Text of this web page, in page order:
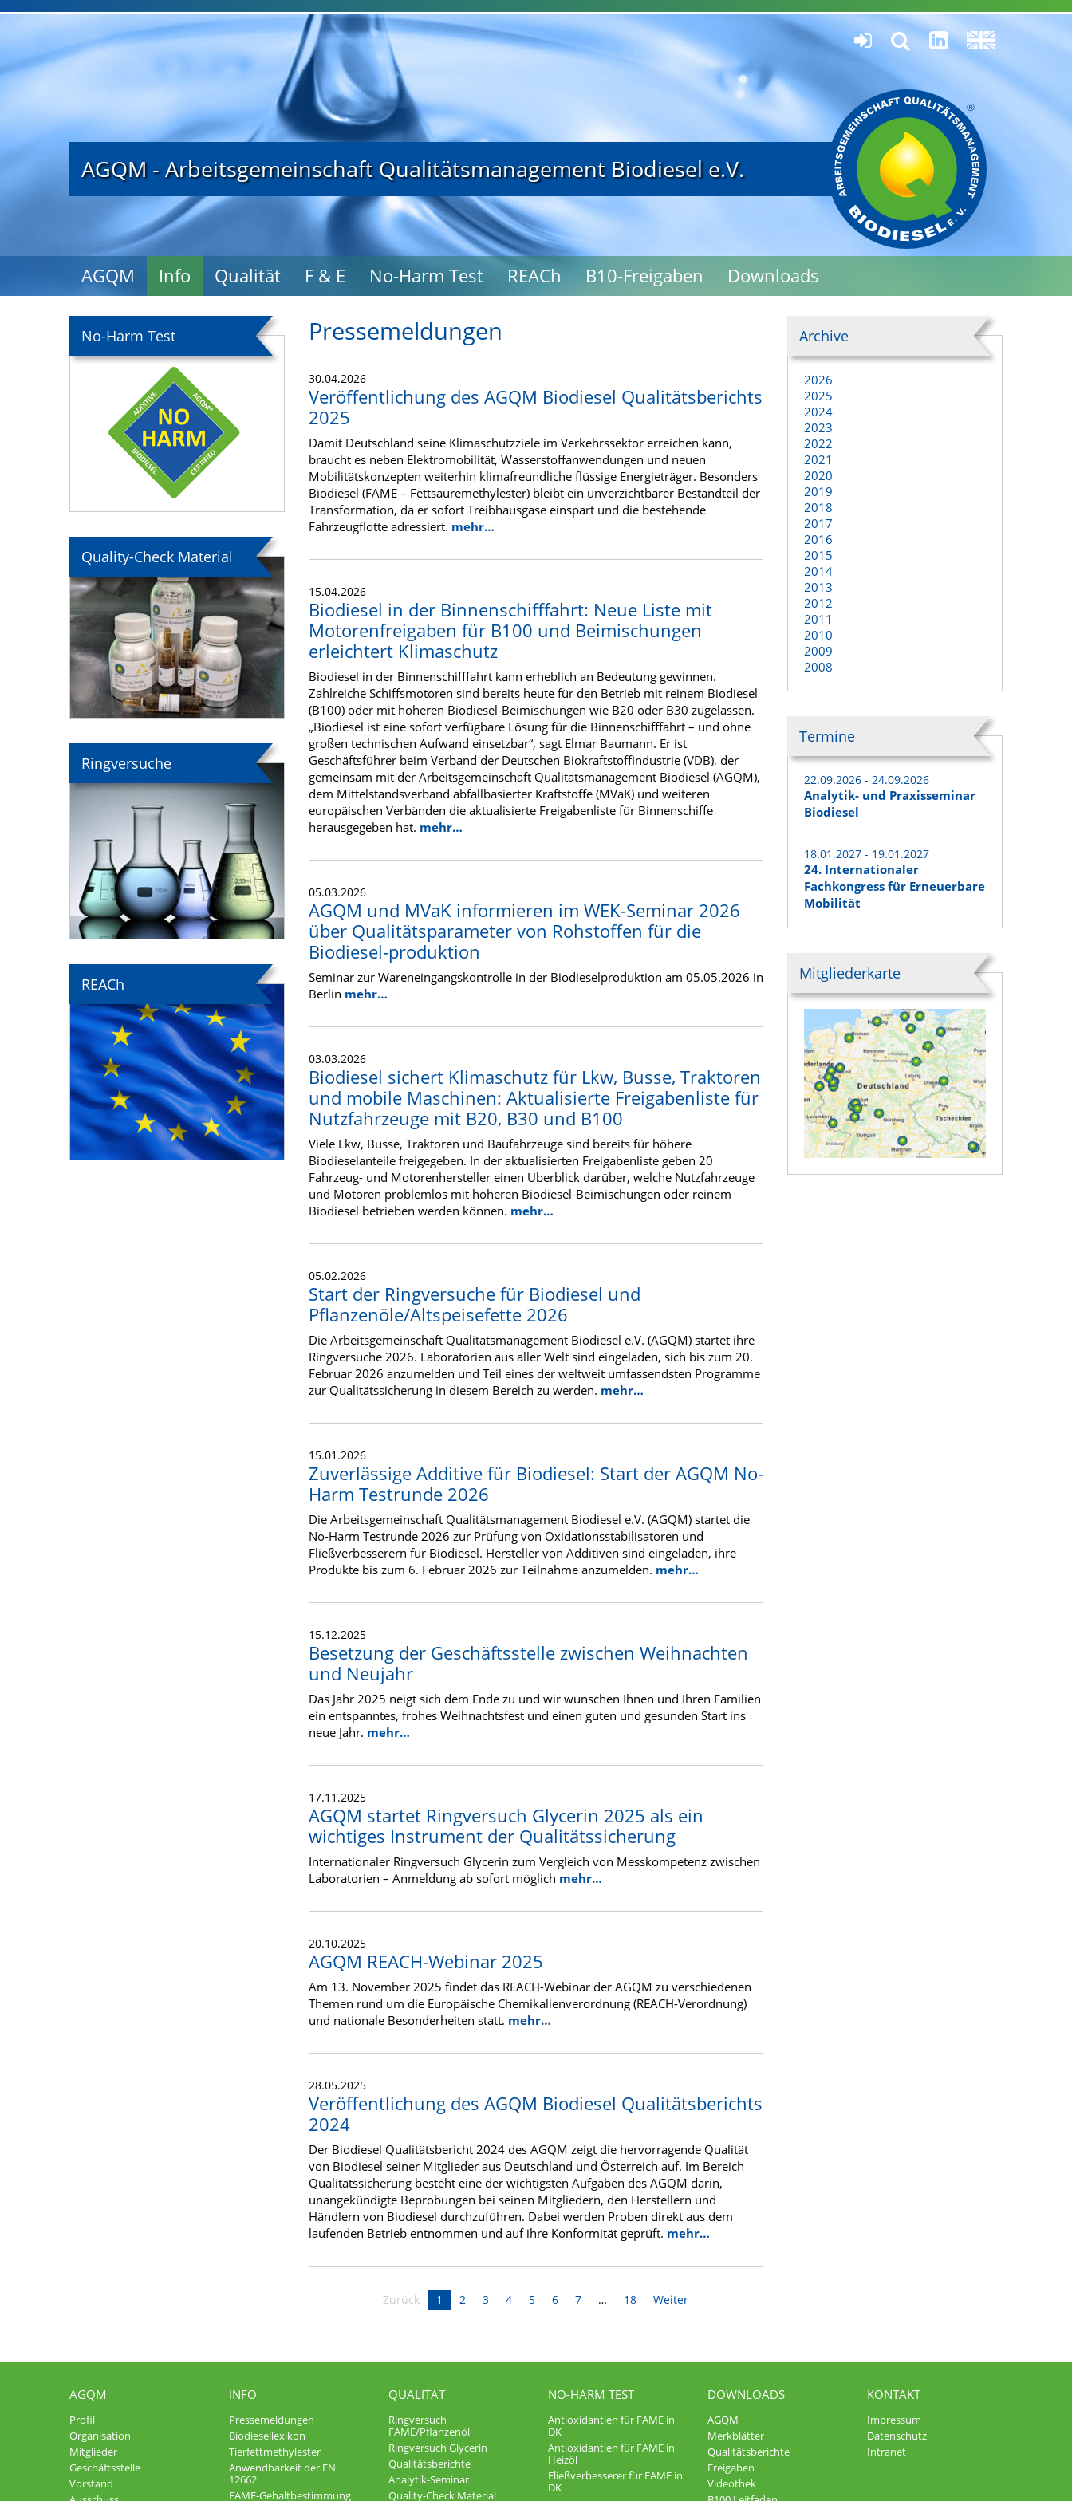
AGQM Info Qualität F & E No-Harm Test REACh B10-Freigaben Downloads
AGQM - Arbeitsgemeinschaft Qualitätsmanagement Biodiesel e.V.
No-Harm Test
Quality-Check Material
Ringversuche
REACh
Pressemeldungen
30.04.2026
Veröffentlichung des AGQM Biodiesel Qualitätsberichts
2025
Damit Deutschland seine Klimaschutzziele im Verkehrssektor erreichen kann,
braucht es neben Elektromobilität, Wasserstoffanwendungen und neuen
Mobilitätskonzepten weiterhin klimafreundliche flüssige Energieträger. Besonders
Biodiesel (FAME – Fettsäuremethylester) bleibt ein unverzichtbarer Bestandteil der
Transformation, da er sofort Treibhausgase einspart und die bestehende
Fahrzeugflotte adressiert. mehr…
15.04.2026
Biodiesel in der Binnenschifffahrt: Neue Liste mit
Motorenfreigaben für B100 und Beimischungen
erleichtert Klimaschutz
Biodiesel in der Binnenschifffahrt kann erheblich an Bedeutung gewinnen.
Zahlreiche Schiffsmotoren sind bereits heute für den Betrieb mit reinem Biodiesel
(B100) oder mit höheren Biodiesel-Beimischungen wie B20 oder B30 zugelassen.
„Biodiesel ist eine sofort verfügbare Lösung für die Binnenschifffahrt – und ohne
großen technischen Aufwand einsetzbar“, sagt Elmar Baumann. Er ist
Geschäftsführer beim Verband der Deutschen Biokraftstoffindustrie (VDB), der
gemeinsam mit der Arbeitsgemeinschaft Qualitätsmanagement Biodiesel (AGQM),
dem Mittelstandsverband abfallbasierter Kraftstoffe (MVaK) und weiteren
europäischen Verbänden die aktualisierte Freigabenliste für Binnenschiffe
herausgegeben hat. mehr…
05.03.2026
AGQM und MVaK informieren im WEK-Seminar 2026
über Qualitätsparameter von Rohstoffen für die
Biodiesel-produktion
Seminar zur Wareneingangskontrolle in der Biodieselproduktion am 05.05.2026 in
Berlin mehr…
03.03.2026
Biodiesel sichert Klimaschutz für Lkw, Busse, Traktoren
und mobile Maschinen: Aktualisierte Freigabenliste für
Nutzfahrzeuge mit B20, B30 und B100
Viele Lkw, Busse, Traktoren und Baufahrzeuge sind bereits für höhere
Biodieselanteile freigegeben. In der aktualisierten Freigabenliste geben 20
Fahrzeug- und Motorenhersteller einen Überblick darüber, welche Nutzfahrzeuge
und Motoren problemlos mit höheren Biodiesel-Beimischungen oder reinem
Biodiesel betrieben werden können. mehr…
05.02.2026
Start der Ringversuche für Biodiesel und
Pflanzenöle/Altspeisefette 2026
Die Arbeitsgemeinschaft Qualitätsmanagement Biodiesel e.V. (AGQM) startet ihre
Ringversuche 2026. Laboratorien aus aller Welt sind eingeladen, sich bis zum 20.
Februar 2026 anzumelden und Teil eines der weltweit umfassendsten Programme
zur Qualitätssicherung in diesem Bereich zu werden. mehr…
15.01.2026
Zuverlässige Additive für Biodiesel: Start der AGQM No-
Harm Testrunde 2026
Die Arbeitsgemeinschaft Qualitätsmanagement Biodiesel e.V. (AGQM) startet die
No-Harm Testrunde 2026 zur Prüfung von Oxidationsstabilisatoren und
Fließverbesserern für Biodiesel. Hersteller von Additiven sind eingeladen, ihre
Produkte bis zum 6. Februar 2026 zur Teilnahme anzumelden. mehr…
15.12.2025
Besetzung der Geschäftsstelle zwischen Weihnachten
und Neujahr
Das Jahr 2025 neigt sich dem Ende zu und wir wünschen Ihnen und Ihren Familien
ein entspanntes, frohes Weihnachtsfest und einen guten und gesunden Start ins
neue Jahr. mehr…
17.11.2025
AGQM startet Ringversuch Glycerin 2025 als ein
wichtiges Instrument der Qualitätssicherung
Internationaler Ringversuch Glycerin zum Vergleich von Messkompetenz zwischen
Laboratorien – Anmeldung ab sofort möglich mehr…
20.10.2025
AGQM REACH-Webinar 2025
Am 13. November 2025 findet das REACH-Webinar der AGQM zu verschiedenen
Themen rund um die Europäische Chemikalienverordnung (REACH-Verordnung)
und nationale Besonderheiten statt. mehr…
28.05.2025
Veröffentlichung des AGQM Biodiesel Qualitätsberichts
2024
Der Biodiesel Qualitätsbericht 2024 des AGQM zeigt die hervorragende Qualität
von Biodiesel seiner Mitglieder aus Deutschland und Österreich auf. Im Bereich
Qualitätssicherung besteht eine der wichtigsten Aufgaben des AGQM darin,
unangekündigte Beprobungen bei seinen Mitgliedern, den Herstellern und
Händlern von Biodiesel durchzuführen. Dabei werden Proben direkt aus dem
laufenden Betrieb entnommen und auf ihre Konformität geprüft. mehr…
Zurück 1 2 3 4 5 6 7 18 Weiter
Archive
2026
2025
2024
2023
2022
2021
2020
2019
2018
2017
2016
2015
2014
2013
2012
2011
2010
2009
2008
Termine
22.09.2026 - 24.09.2026
Analytik- und Praxisseminar
Biodiesel
18.01.2027 - 19.01.2027
24. Internationaler
Fachkongress für Erneuerbare
Mobilität
Mitgliederkarte
AGQM
Profil
Organisation
Mitglieder
Geschäftsstelle
Vorstand
INFO
Pressemeldungen
Biodiesellexikon
Tierfettmethylester
Anwendbarkeit der EN
12662
FAME-Gehaltbestimmung
QUALITÄT
Ringversuch
FAME/Pflanzenöl
Ringversuch Glycerin
Qualitätsberichte
Analytik-Seminar
Quality-Check Material
NO-HARM TEST
Antioxidantien für FAME in
DK
Antioxidantien für FAME in
Heizöl
Fließverbesserer für FAME in
DK
DOWNLOADS
AGQM
Merkblätter
Qualitätsberichte
Freigaben
Videothek
KONTAKT
Impressum
Datenschutz
Intranet